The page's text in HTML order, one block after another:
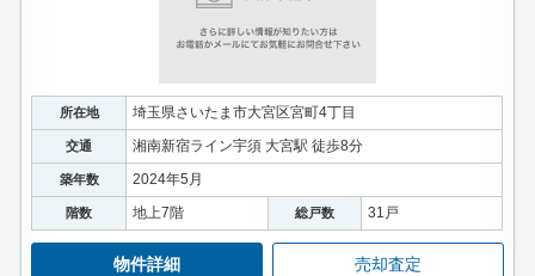
所在地 埼玉県さいたま市大宮区宮町4丁目
交通 湘南新宿ライン宇須 大宮駅 徒歩8分
築年数 2024年5月
階数 地上7階 総戸数 31戸
物件詳細 売却査定